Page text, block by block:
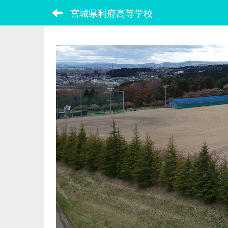
宮城県利府高等学校